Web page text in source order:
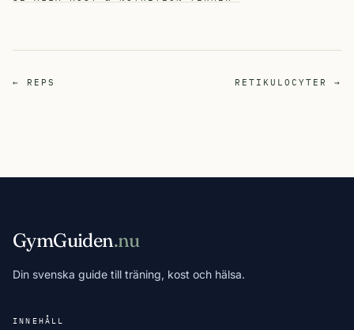
← REPS RETIKULOCYTER →
GymGuiden.nu
Din svenska guide till träning, kost och hälsa.
INNEHÅLL